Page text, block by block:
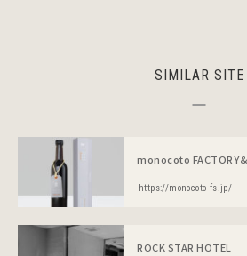
SIMILAR SITE
monocoto FACTORY
https://monocoto-fs.jp/
ROCK STAR HOTEL